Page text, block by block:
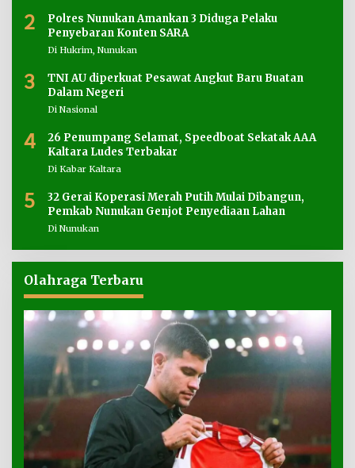
2
Polres Nunukan Amankan 3 Diduga Pelaku
Penyebaran Konten SARA
Di Hukrim, Nunukan
3
TNI AU diperkuat Pesawat Angkut Baru Buatan
Dalam Negeri
Di Nasional
4
26 Penumpang Selamat, Speedboat Sekatak AAA
Kaltara Ludes Terbakar
Di Kabar Kaltara
5
32 Gerai Koperasi Merah Putih Mulai Dibangun,
Pemkab Nunukan Genjot Penyediaan Lahan
Di Nunukan
Olahraga Terbaru